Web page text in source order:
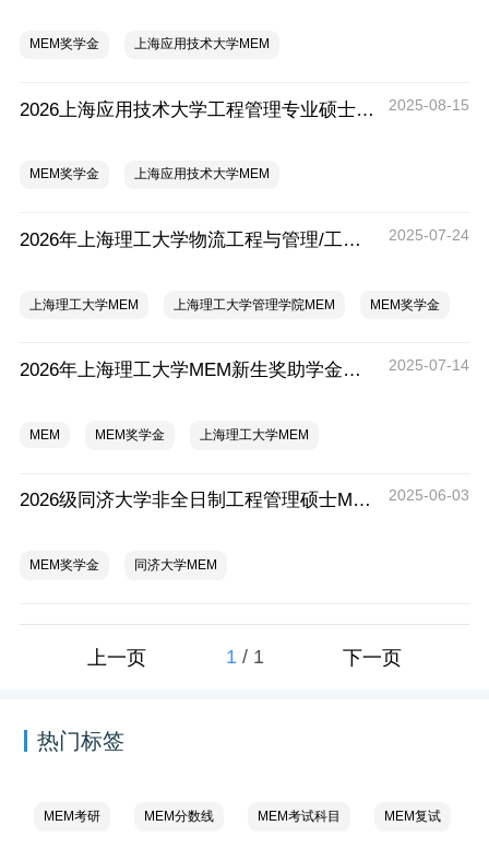
MEM奖学金 上海应用技术大学MEM
2026上海应用技术大学工程管理专业硕士（MEM）奖学金 2025-08-15
MEM奖学金 上海应用技术大学MEM
2026年上海理工大学物流工程与管理/工业工程与管理新生奖助学金 2025-07-24
上海理工大学MEM 上海理工大学管理学院MEM MEM奖学金
2026年上海理工大学MEM新生奖助学金政策发布 2025-07-14
MEM MEM奖学金 上海理工大学MEM
2026级同济大学非全日制工程管理硕士MEM奖学金方案 2025-06-03
MEM奖学金 同济大学MEM
上一页 1 / 1 下一页
热门标签
MEM考研 MEM分数线 MEM考试科目 MEM复试